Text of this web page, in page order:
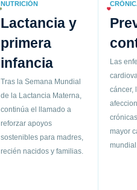
NUTRICIÓN
Lactancia y
primera
infancia
Tras la Semana Mundial
de la Lactancia Materna,
continúa el llamado a
reforzar apoyos
sostenibles para madres,
recién nacidos y familias.
Las
cáncer,
mayor
mundial.